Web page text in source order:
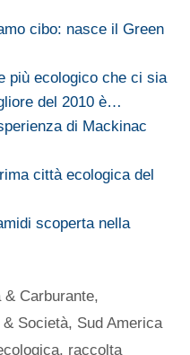
cibo: nasce il Green
più ecologico che ci sia
del 2010 è…
di Mackinac
città ecologica del
scoperta nella
& Carburante,
& Società, Sud America
, raccolta